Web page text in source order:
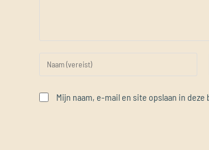
Mijn naam, e-mail en site opslaan in